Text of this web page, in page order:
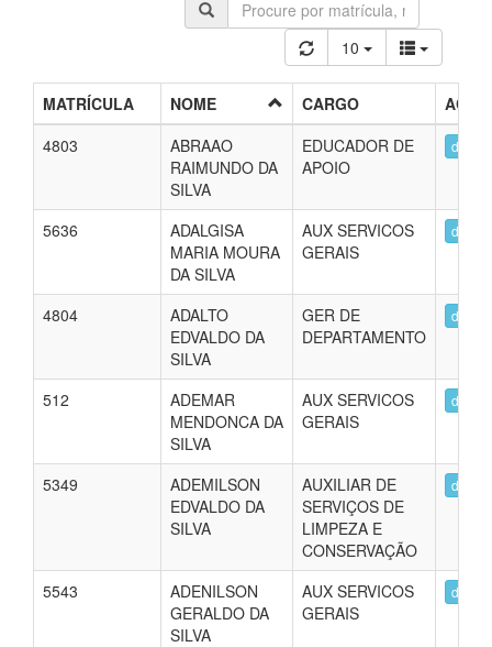
10
MATRÍCULA NOME CARGO
4803
ABRAAO
RAIMUNDO DA
SILVA
EDUCADOR DE
APOIO
5636
ADALGISA
MARIA MOURA
DA SILVA
AUX SERVICOS
GERAIS
4804
ADALTO
EDVALDO DA
SILVA
GER DE
DEPARTAMENTO
512
ADEMAR
MENDONCA DA
SILVA
AUX SERVICOS
GERAIS
5349
ADEMILSON
EDVALDO DA
SILVA
AUXILIAR DE
SERVIÇOS DE
LIMPEZA E
CONSERVAÇÃO
5543
ADENILSON
GERALDO DA
SILVA
AUX SERVICOS
GERAIS